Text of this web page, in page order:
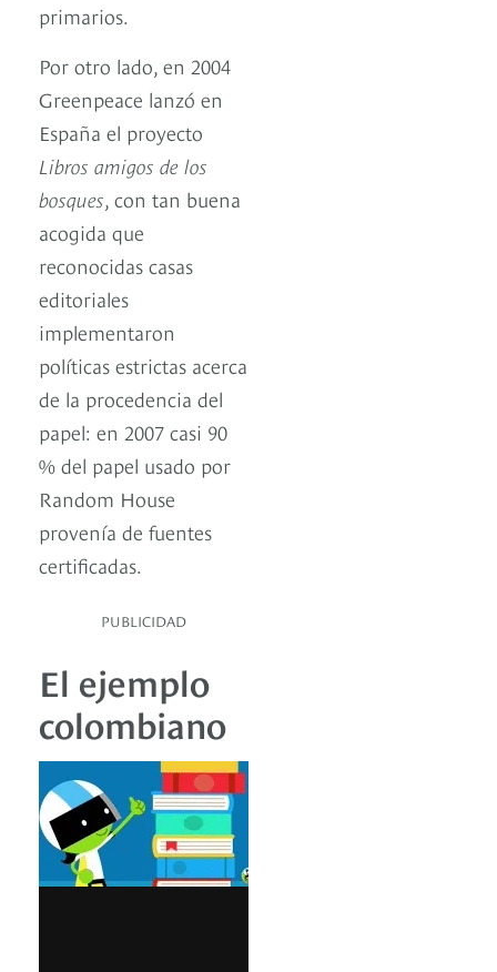
primarios.
Por otro lado, en 2004
Greenpeace lanzó en
España el proyecto
Libros amigos de los
bosques, con tan buena
acogida que
reconocidas casas
editoriales
implementaron
políticas estrictas acerca
de la procedencia del
papel: en 2007 casi 90
% del papel usado por
Random House
provenía de fuentes
certificadas.
PUBLICIDAD
El ejemplo
colombiano